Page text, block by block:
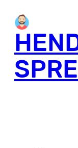
content